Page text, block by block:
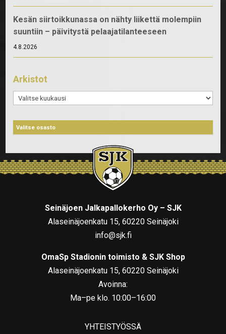
Kesän siirtoikkunassa on nähty liikettä molempiin
suuntiin – päivitystä pelaajatilanteeseen
4.8.2026
Arkistot
Arkistot
Seinäjoen Jalkapallokerho Oy – SJK
Alaseinäjoenkatu 15, 60220 Seinäjoki
info@sjk.fi
OmaSp Stadionin toimisto & SJK Shop
Alaseinäjoenkatu 15, 60220 Seinäjoki
Avoinna:
Ma–pe klo. 10:00–16:00
YHTEISTYÖSSÄ